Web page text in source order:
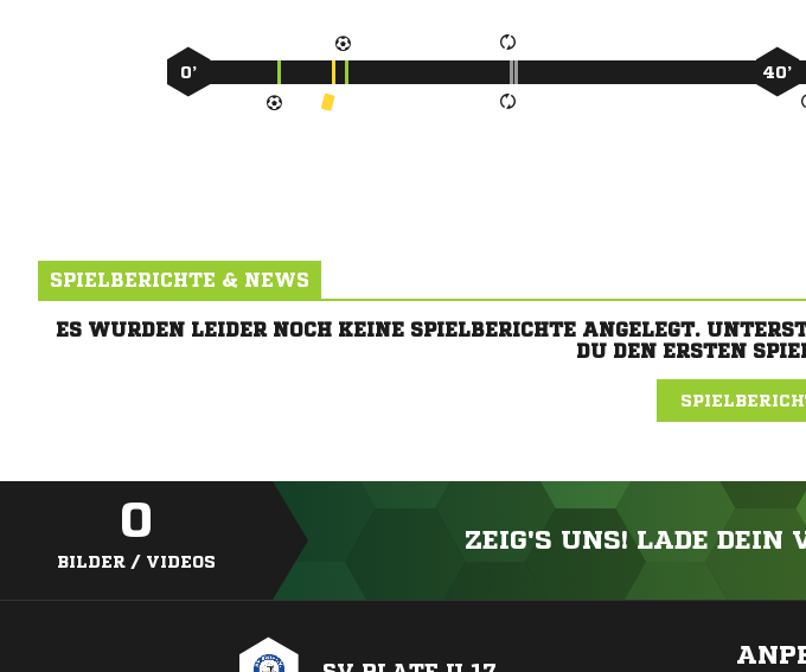
0’ 40’
SPIELBERICHTE & NEWS
ES WURDEN LEIDER NOCH KEINE SPIELBERICHTE ANGELEGT.
DU DEN ERSTEN
0
BILDER / VIDEOS
ZEIG'S UNS! LADE DEIN